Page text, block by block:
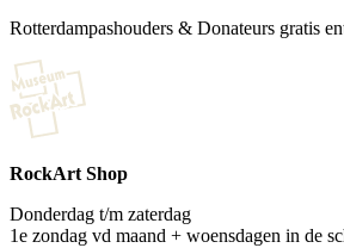
Rotterdampashouders & Donateurs gratis
RockArt Shop
Donderdag t/m zaterdag
1e zondag vd maand + woensdagen in de